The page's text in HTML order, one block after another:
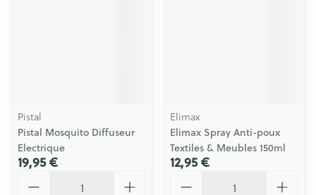
Pistal
Pistal Mosquito Diffuseur
Electrique
19,95 €
Elimax
Elimax Spray Anti-poux
Textiles & Meubles 150ml
12,95 €